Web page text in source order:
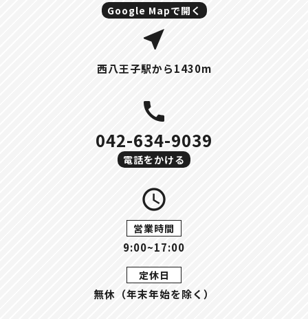
Google Mapで開く
near_me
西八王子駅から1430m
call
042-634-9039
電話をかける
query_builder
営業時間
9:00~17:00
定休日
無休（年末年始を除く）